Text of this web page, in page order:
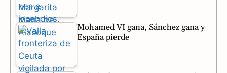
Mohamed VI gana, Sánchez gana y
España pierde